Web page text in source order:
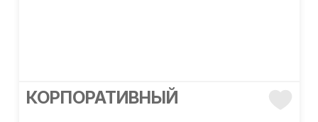
КОРПОРАТИВНЫЙ